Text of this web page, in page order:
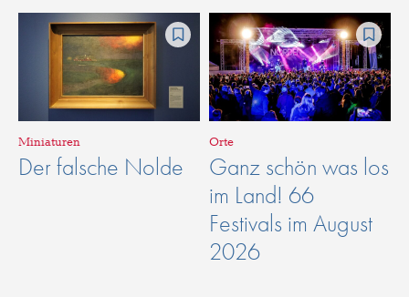
Miniaturen
Der falsche Nolde
Orte
Ganz schön was los
im Land! 66
Festivals im August
2026